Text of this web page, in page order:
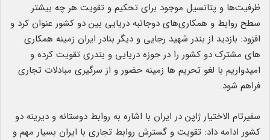
ظرفیت‌ها و پتانسیل موجود برای تحکیم و تقویت هر چه بیشتر
سطح روابط و همکاری‌‌‌های دوجانبه دریایی بین دو کشور عنوان کرد و
افزود: بازدید از بندر شهید رجایی و دیگر بنادر ایران زمینه همکاری
های مشترک دو کشور را در حوزه دریایی و بندری تقویت کرده و
امیدواریم با لغو تحریم ها زمینه حضور و از سرگیری مبادلات تجاری
فراهم شود.
سفیرتام الاختیار ژاپن در ایران با اشاره به روابط دوستانه و دیرینه دو
کشور ادامه داد: تقویت و گسترش روابط تجاری با ایران بسیار مهم و